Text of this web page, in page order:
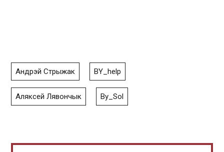
Андрэй Стрыжак BY_help
Аляксей Лявончык By_Sol